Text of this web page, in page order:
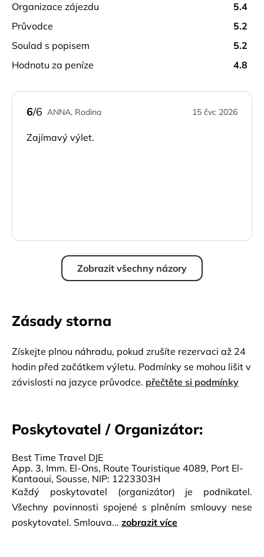
organizace zájezdu
5.4
průvodce
5.2
soulad s popisem
5.2
hodnotu za peníze
4.8
6/6 ANNA, Rodina 15 čvc 2026
Zajímavý výlet.
Zobrazit všechny názory
Zásady storna
Získejte plnou náhradu, pokud zrušíte rezervaci až 24
hodin před začátkem výletu. Podmínky se mohou lišit v
závislosti na jazyce průvodce. přečtěte si podmínky
Poskytovatel / Organizátor:
Best Time Travel DJE
App. 3, Imm. El-Ons, Route Touristique 4089, Port El-
Kantaoui, Sousse, NIP: 1223303H
Každý poskytovatel (organizátor) je podnikatel.
Všechny povinnosti spojené s plněním smlouvy nese
poskytovatel. Smlouva... zobrazit více